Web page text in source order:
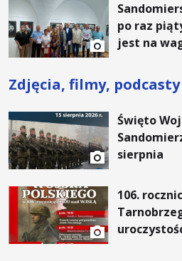
po raz
jest na
Zdjęcia, filmy, podcasty
Święto
sierpnia
106.